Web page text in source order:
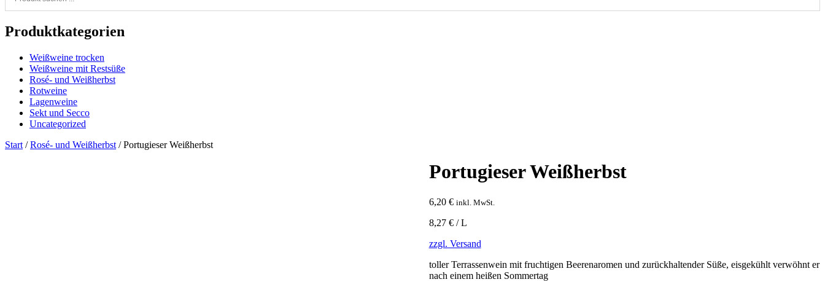
Produktkategorien
Weißweine trocken
Weißweine mit Restsüße
Rosé- und Weißherbst
Rotweine
Lagenweine
Sekt und Secco
Uncategorized
Start /Rosé- und Weißherbst / Portugieser Weißherbst
Portugieser Weißherbst
6,20 € inkl. MwSt.
8,27 € / L
zzgl. Versand
toller Terrassenwein mit fruchtigen Beerenaromen und zurückhaltender Süße, eisgekühlt verwöhnt er
nach einem heißen Sommertag